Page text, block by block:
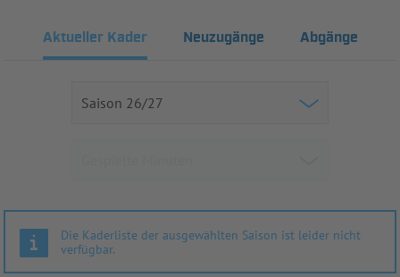
Aktueller Kader Neuzugänge Abgänge
Die Kaderliste der ausgewählten Saison ist leider nicht
verfügbar.